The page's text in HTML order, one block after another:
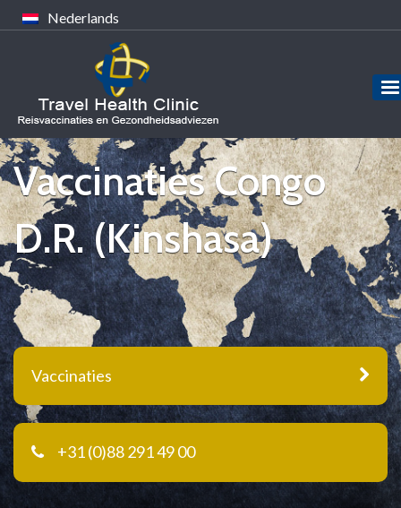
Nederlands
Vaccinaties Congo
D.R. (Kinshasa)
Vaccinaties
+31 (0)88 291 49 00